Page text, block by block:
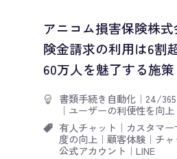
アニコム損害保険株式
険金請求の利用は6割
60万人を魅了する施
書類手続き自動化｜ 24/
｜ ユーザーの利便性を向上
有人チャット ｜ カスタマ
度の向上 ｜ 顧客体験｜ チ
公式アカウント ｜ LINE